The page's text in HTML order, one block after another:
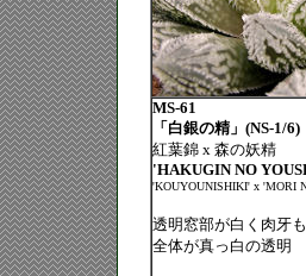
MS-61
「白銀の精」(NS-1/6)
紅葉錦 x 森の妖精
'HAKUGIN NO
'KOUYOUNISHIKI' x 'MORI
透明窓部が白く肉牙も
全体が真っ白の透明